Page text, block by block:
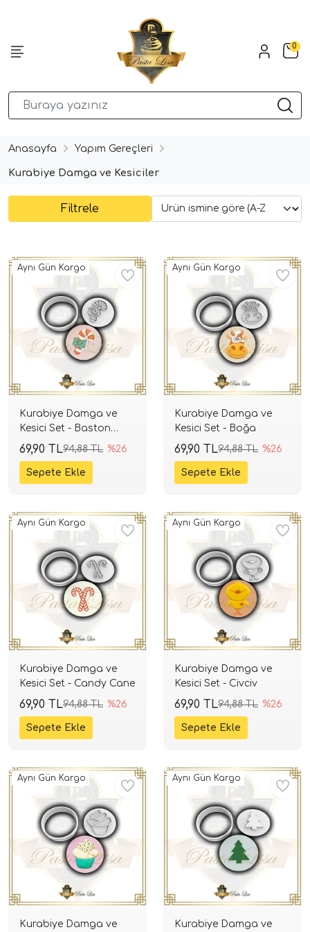
0
Anasayfa Yapım Gereçleri
Kurabiye Damga ve Kesiciler
Filtrele
Kurabiye Damga ve
Kesici Set - Baston
Şeker
94,88 TL %26
69,90 TL
Aynı Gün Kargo
Kurabiye Damga ve
Kesici Set - Boğa
94,88 TL %26
69,90 TL
Aynı Gün Kargo
Kurabiye Damga ve
Kesici Set - Candy Cane
94,88 TL %26
69,90 TL
Aynı Gün Kargo
Kurabiye Damga ve
Kesici Set - Civciv
94,88 TL %26
69,90 TL
Aynı Gün Kargo
Kurabiye Damga ve
Aynı Gün Kargo
Kurabiye Damga ve
Aynı Gün Kargo